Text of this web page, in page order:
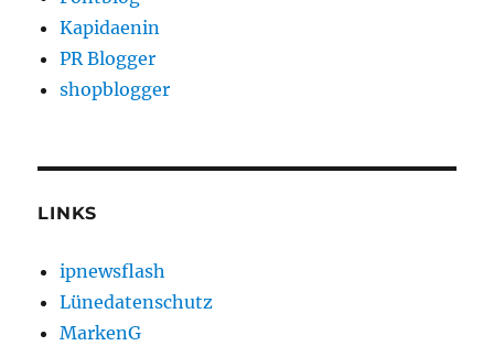
Kapidaenin
PR Blogger
shopblogger
LINKS
ipnewsflash
Lünedatenschutz
MarkenG